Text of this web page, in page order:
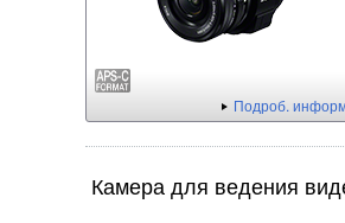
Подроб.
Камера для ведения